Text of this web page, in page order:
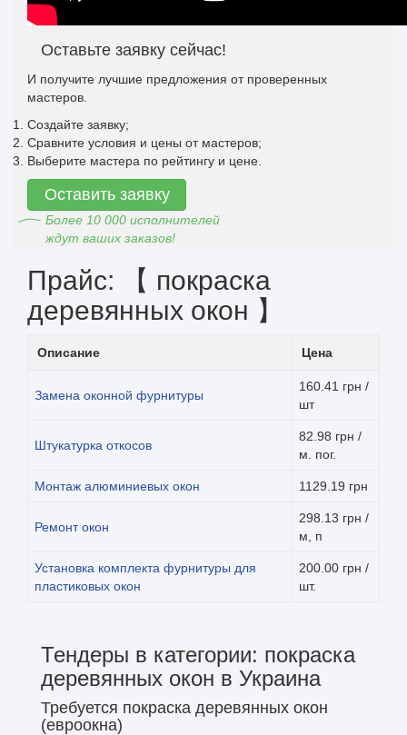
Оставьте заявку сейчас!
И получите лучшие предложения от проверенных
мастеров.
Создайте заявку;
Сравните условия и цены от мастеров;
Выберите мастера по рейтингу и цене.
Оставить заявку
Более 10 000 исполнителей
ждут ваших заказов!
Прайс: 【 покраска
деревянных окон 】
Описание Цена
Замена оконной фурнитуры
160.41 грн /
шт
Штукатурка откосов
82.98 грн /
м. пог.
Монтаж алюминиевых окон 1129.19 грн
Ремонт окон
298.13 грн /
м, п
Установка комплекта фурнитуры для
пластиковых окон
200.00 грн /
шт.
Тендеры в категории: покраска
деревянных окон в Украина
Требуется покраска деревянных окон
(евроокна)